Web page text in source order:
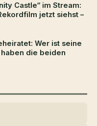
Castle“ im Stream:
jetzt siehst –
Wer ist seine
haben die beiden